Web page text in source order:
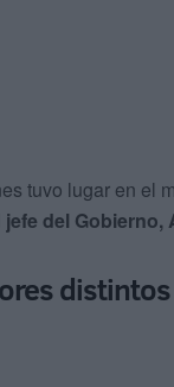
tuvo lugar en el
jefe del Gobierno,